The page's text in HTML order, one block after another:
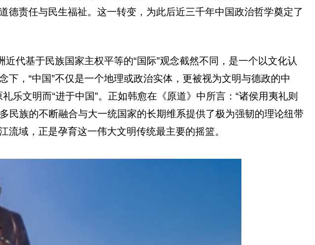
责任与民生福祉。这一转变，为此后近三千年中国政治哲学奠定了
代基于民族国家主权平等的“国际”观念截然不同，是一个以文化认
，“中国”不仅是一个地理或政治实体，更被视为文明与德政的中
乐文明而“进于中国”。正如韩愈在《原道》中所言：“诸侯用夷礼则
民族的不断融合与大一统国家的长期维系提供了极为强韧的理论纽带
域，正是孕育这一伟大文明传统最主要的摇篮。